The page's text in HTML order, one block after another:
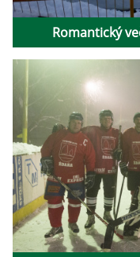
Romantický